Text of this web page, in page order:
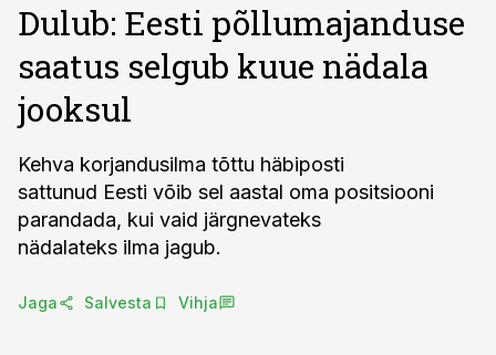
Dulub: Eesti põllumajanduse
saatus selgub kuue nädala
jooksul
Kehva korjandusilma tõttu häbiposti
sattunud Eesti võib sel aastal oma positsiooni
parandada, kui vaid järgnevateks
nädalateks ilma jagub.
Jaga Salvesta Vihja